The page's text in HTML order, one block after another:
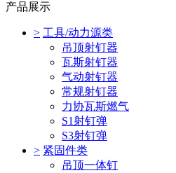
产品展示
> 工具/动力源类
吊顶射钉器
瓦斯射钉器
气动射钉器
常规射钉器
力协瓦斯燃气
S1射钉弹
S3射钉弹
> 紧固件类
吊顶一体钉